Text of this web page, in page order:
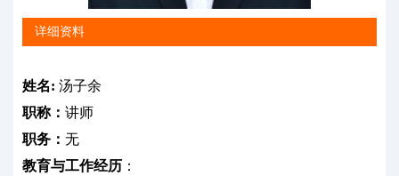
详细资料
姓名: 汤子余
职称： 讲师
职务： 无
教育与工作经历 ：